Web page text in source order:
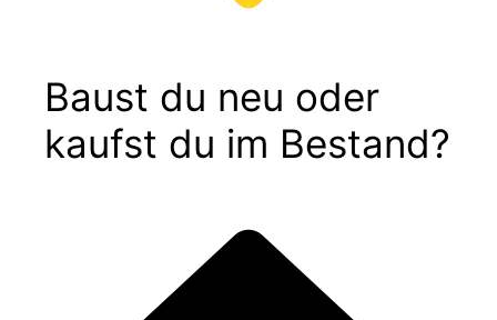
Baust du neu oder
kaufst du im Bestand?